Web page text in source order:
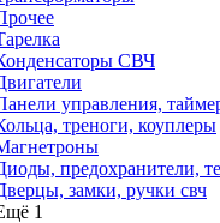
СВЧ
управления,
треноги, коуплеры
предохранители,
замки, ручки свч
1